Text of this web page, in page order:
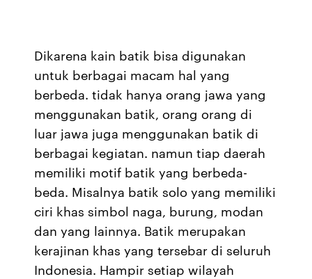
Dikarena kain batik bisa digunakan
untuk berbagai macam hal yang
berbeda. tidak hanya orang jawa yang
menggunakan batik, orang orang di
luar jawa juga menggunakan batik di
berbagai kegiatan. namun tiap daerah
memiliki motif batik yang berbeda-
beda. Misalnya batik solo yang memiliki
ciri khas simbol naga, burung, modan
dan yang lainnya. Batik merupakan
kerajinan khas yang tersebar di seluruh
Indonesia. Hampir setiap wilayah